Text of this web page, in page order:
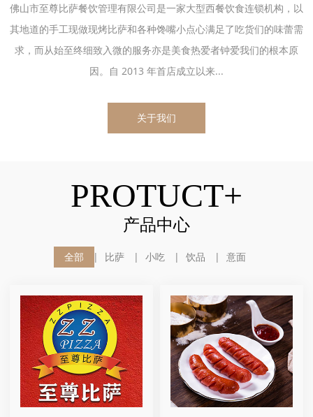
佛山市至尊比萨餐饮管理有限公司是一家大型西餐饮食连锁机构，以
其地道的手工现做现烤比萨和各种馋嘴小点心满足了吃货们的味蕾需
求，而从始至终细致入微的服务亦是美食热爱者钟爱我们的根本原
因。自 2013 年首店成立以来...
关于我们
PROTUCT+
产品中心
全部 比萨 小吃 饮品 意面